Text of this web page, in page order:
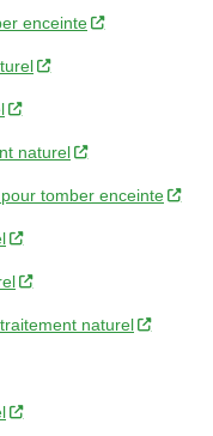
enceinte
naturel
tomber enceinte
naturel